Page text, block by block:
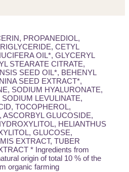
PROPANEDIOL,
CETYL
OIL*, GLYCERYL
STEARATE CITRATE,
SEED OIL*, BEHENYL
SEED EXTRACT*,
SODIUM HYALURONATE,
LEVULINATE,
TOCOPHEROL,
GLUCOSIDE,
HELIANTHUS
GLUCOSE,
EXTRACT, TUBER
* Ingredients from
origin of total 10 % of the
organic farming